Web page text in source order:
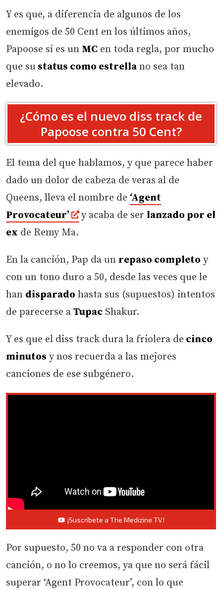
Y es que, a diferencia de algunos de los
enemigos de 50 Cent en los últimos años,
Papoose sí es un MC en toda regla, por mucho
que su status como estrella no sea tan
elevado.
¿Cómo es el nuevo diss track de
Papoose contra 50 Cent?
El tema del que hablamos, y que parece haber
dado un dolor de cabeza de veras al de
Queens, lleva el nombre de ‘Agent
Provocateur’
y acaba de ser lanzado por el
ex de Remy Ma.
En la canción, Pap da un repaso completo y
con un tono duro a 50, desde las veces que le
han disparado hasta sus (supuestos) intentos
de parecerse a Tupac Shakur.
Y es que el diss track dura la friolera de cinco
minutos y nos recuerda a las mejores
canciones de ese subgénero.
¡Suscríbete a The Medizine TV!
Por supuesto, 50 no va a responder con otra
canción, o no lo creemos, ya que no será fácil
superar ‘Agent Provocateur’, con lo que